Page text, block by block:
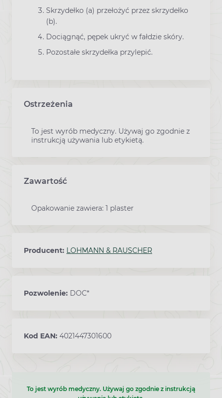
Skrzydełko (a) przełożyć przez skrzydełko
(b).
Dociągnąć, pępek ukryć w fałdzie skóry.
Pozostałe skrzydełka przylepić.
Ostrzeżenia
To jest wyrób medyczny. Używaj go zgodnie z
instrukcją używania lub etykietą.
Zawartość
Opakowanie zawiera: 1 plaster
Producent: LOHMANN & RAUSCHER
Pozwolenie: DOC*
Kod EAN: 4021447301600
To jest wyrób medyczny. Używaj go zgodnie z instrukcją